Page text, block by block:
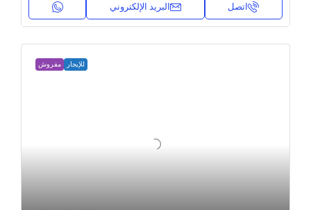
اتصل البريد الإلكتروني
للإيجار مفروش